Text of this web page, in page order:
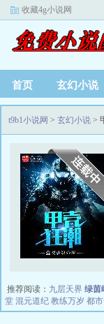
收藏4g小说网
首页 玄幻小说
t9b1小说网 > 玄幻小说 >
推荐阅读： 九层天界 绿茵
堂 混元道纪 教练万岁 都